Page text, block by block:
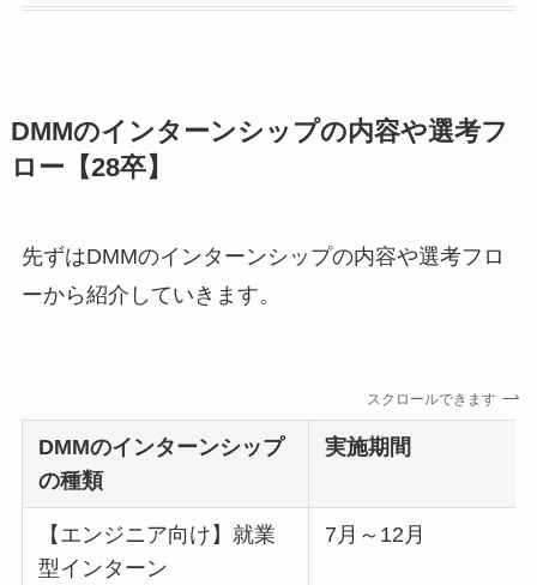
DMMのインターンシップの内容や選考フ
ロー【28卒】
先ずはDMMのインターンシップの内容や選考フロ
ーから紹介していきます。
スクロールできます
DMMのインターンシップ
の種類
実施期間
【エンジニア向け】就業
型インターン
7月～12月